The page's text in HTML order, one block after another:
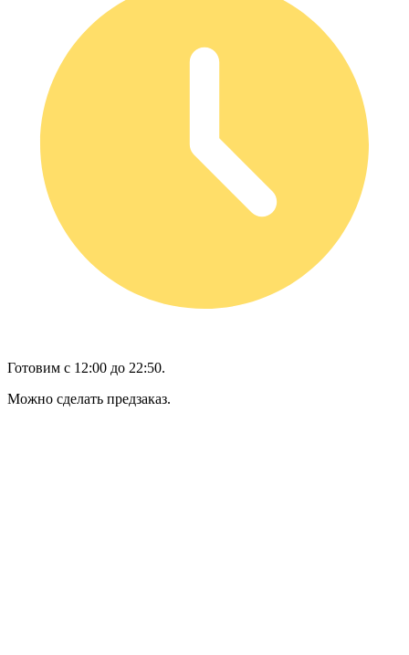
Готовим с 12:00 до 22:50.
Можно сделать предзаказ.